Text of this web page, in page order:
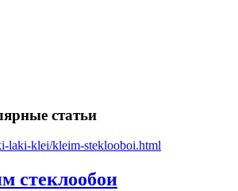
статьи
стеклообои